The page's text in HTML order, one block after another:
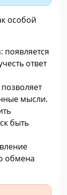
особой
появляется
ответ
мысли.
быть
обмена